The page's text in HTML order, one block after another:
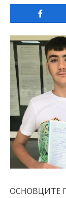
ОСНОВЦИТЕ